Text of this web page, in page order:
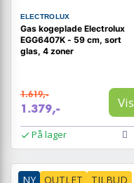
ELECTROLUX
Gas kogeplade Electrolux
EGG6407K - 59 cm, sort
glas, 4 zoner
1.619,-
1.379,- Vis
På lager
NY OUTLET TILBUD